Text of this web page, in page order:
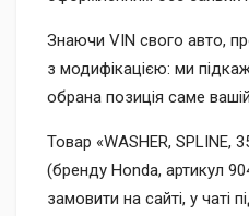
Знаючи VIN свого авто,
з модифікацією: ми
обрана позиція саме
Товар «WASHER, SPLINE,
(бренду Honda, артикул
замовити на сайті, у чаті